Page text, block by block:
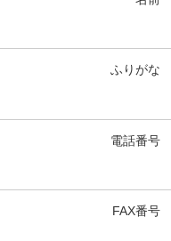
ふりがな
電話番号
FAX番号